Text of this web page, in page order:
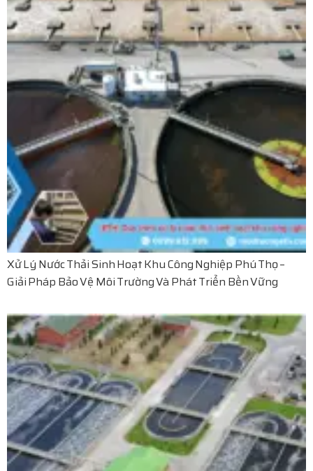
Xử Lý Nước Thải Sinh Hoạt Khu Công Nghiệp Phú Thọ –
Giải Pháp Bảo Vệ Môi Trường Và Phát Triển Bền Vững